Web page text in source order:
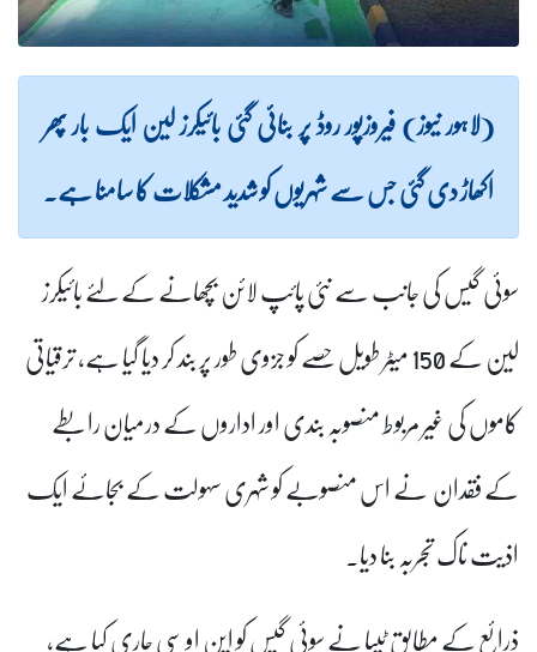
(لاہور نیوز) فیروزپور روڈ پر بنائی گئی بائیکرز لین ایک بار پھر
اکھاڑ دی گئی جس سے شہریوں کو شدید مشکلات کا سامنا ہے۔
سوئی گیس کی جانب سے نئی پائپ لائن بچھانے کے لئے بائیکرز
لین کے 150 میٹر طویل حصے کو جزوی طور پر بند کر دیا گیا ہے،
ترقیاتی
کاموں کی غیر مربوط منصوبہ بندی اور اداروں کے درمیان رابطے
کے فقدان نے اس منصوبے کو شہری سہولت کے بجائے ایک
اذیت ناک تجربہ بنا دیا۔